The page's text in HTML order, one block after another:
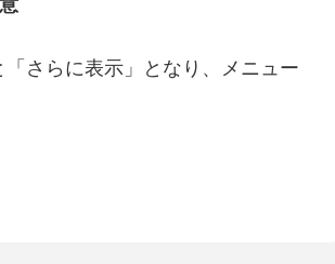
さらに表示」となり、メニュー